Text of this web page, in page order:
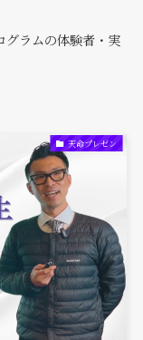
グラムの体験者・実
天命プレゼン